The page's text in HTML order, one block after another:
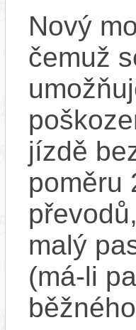
Nový
čemuž
jízdě
poměru
malý
(má-li